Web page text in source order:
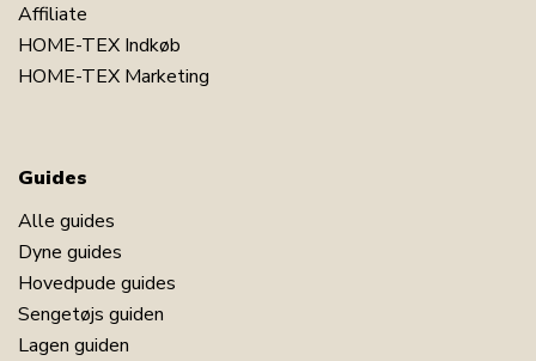
Affiliate
HOME-TEX Indkøb
HOME-TEX Marketing
Guides
Alle guides
Dyne guides
Hovedpude guides
Sengetøjs guiden
Lagen guiden